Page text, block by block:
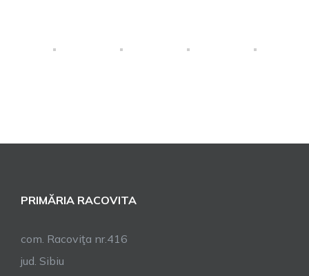
PRIMĂRIA RACOVITA
com. Racoviţa nr.416
jud. Sibiu